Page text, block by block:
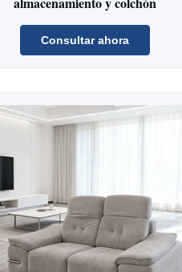
Consultar ahora